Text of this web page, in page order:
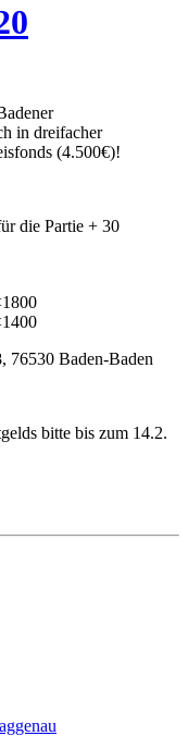
in dreifacher
(4.500€)!
die Partie + 30
76530 Baden-Baden
bitte bis zum 14.2.